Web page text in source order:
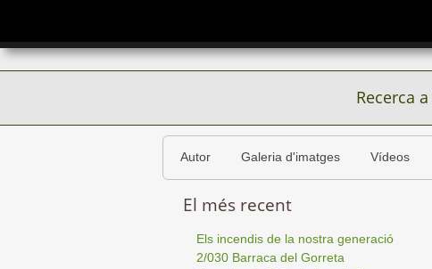
Recerca a
Autor Galeria d'imatges Vídeos
El més recent
Els incendis de la nostra generació
2/030 Barraca del Gorreta